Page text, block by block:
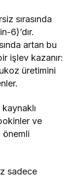
sırasında
6)’dır.
artan bu
işlev kazanır:
üretimini
ve
önemli
sadece